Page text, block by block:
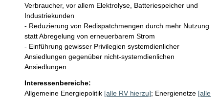
Verbraucher, vor allem Elektrolyse, Batteriespeicher und
Industriekunden
- Reduzierung von Redispatchmengen durch mehr Nutzung
statt Abregelung von erneuerbarem Strom
- Einführung gewisser Privilegien systemdienlicher
Ansiedlungen gegenüber nicht-systemdienlichen
Ansiedlungen.
Interessenbereiche:
Allgemeine Energiepolitik [alle RV hierzu]; Energienetze [alle